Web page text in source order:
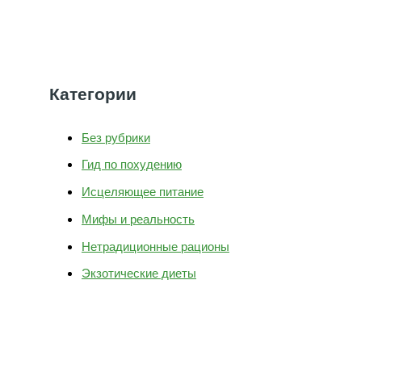
Категории
Без рубрики
Гид по похудению
Исцеляющее питание
Мифы и реальность
Нетрадиционные рационы
Экзотические диеты